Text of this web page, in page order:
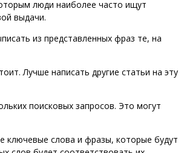
люди наиболее часто ищут
выдачи.
из представленных фраз те, на
Лучше написать другие статьи на эту
поисковых запросов. Это могут
ключевые слова и фразы, которые будут